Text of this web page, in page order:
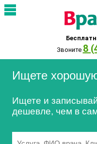
Звоните 8
Ищете
Ищете и
дешевле, чем в